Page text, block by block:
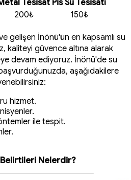
Tesisat Pis Su Tesisatı
200₺ 150₺
gelişen İnönü'ün en kapsamlı su
kaliteyi güvence altına alarak
devam ediyoruz. İnönü'de su
aşağıdakilere
hizmet.
ile tespit.
Belirtileri Nelerdir?